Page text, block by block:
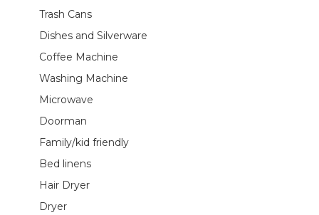
Trash Cans
Dishes and Silverware
Coffee Machine
Washing Machine
Microwave
Doorman
Family/kid friendly
Bed linens
Hair Dryer
Dryer